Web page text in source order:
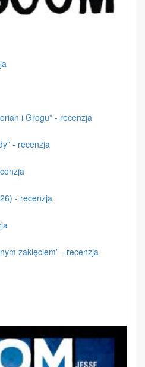
i Grogu” - recenzja
- recenzja
- recenzja
zaklęciem” - recenzja